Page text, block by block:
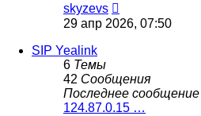
skyzevs
к
последнему
29 апр 2026, 07:50
SIP Yealink
6 Темы
42 Сообщения
Последнее сообщение
124.87.0.15 …